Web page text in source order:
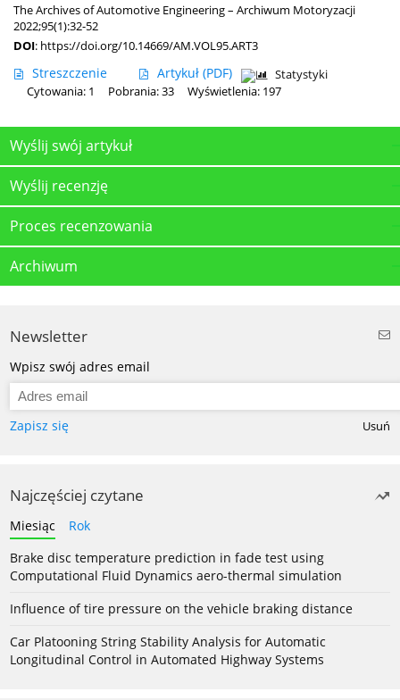
The Archives of Automotive Engineering – Archiwum Motoryzacji
2022;95(1):32-52
DOI: https://doi.org/10.14669/AM.VOL95.ART3
Streszczenie Artykuł (PDF)
Statystyki
Cytowania: 1
Pobrania: 33 Wyświetlenia: 197
Wyślij swój artykuł
Wyślij recenzję
Proces recenzowania
Archiwum
Newsletter
Wpisz swój adres email
Zapisz się Usuń
Najczęściej czytane
Miesiąc
Rok
Brake disc temperature prediction in fade test using
Computational Fluid Dynamics aero-thermal simulation
Influence of tire pressure on the vehicle braking distance
Car Platooning String Stability Analysis for Automatic
Longitudinal Control in Automated Highway Systems